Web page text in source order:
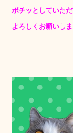
ポチッとしていた
よろしくお願いし